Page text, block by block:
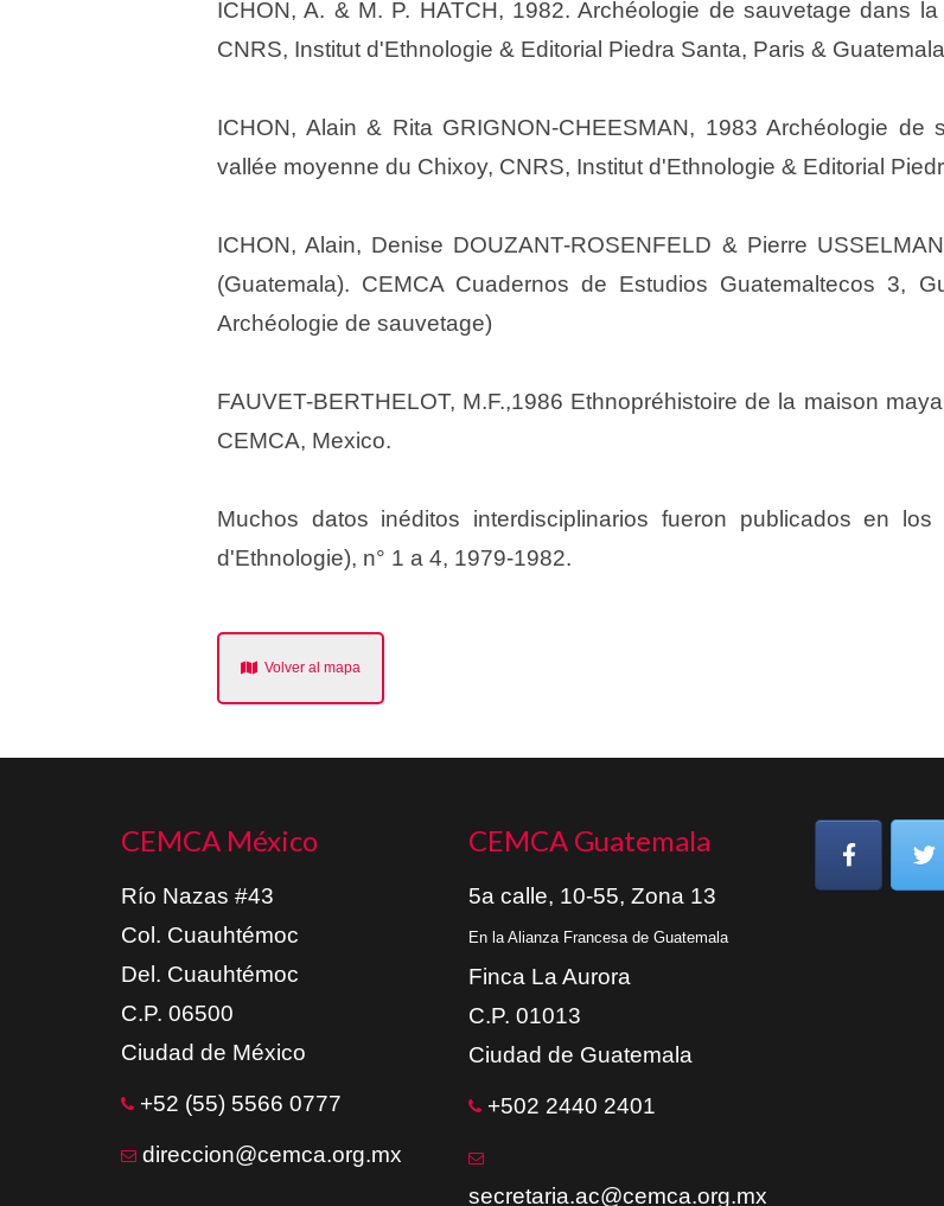
ICHON, A. & M. P. HATCH, 1982. Archéologie de sauvetage dans
CNRS, Institut d'Ethnologie & Editorial Piedra Santa, Paris &
ICHON, Alain & Rita GRIGNON-CHEESMAN, 1983 Archéologie
vallée moyenne du Chixoy, CNRS, Institut d'Ethnologie & Editorial
ICHON, Alain, Denise DOUZANT-ROSENFELD & Pierre
(Guatemala). CEMCA Cuadernos de Estudios Guatemaltecos 3,
Archéologie de sauvetage)
FAUVET-BERTHELOT, M.F.,1986 Ethnopréhistoire de la maison
CEMCA, Mexico.
Muchos datos inéditos interdisciplinarios fueron publicados en
d'Ethnologie), n° 1 a 4, 1979-1982.
Volver al mapa
CEMCA México
Río Nazas #43
Col. Cuauhtémoc
Del. Cuauhtémoc
C.P. 06500
Ciudad de México
+52 (55) 5566 0777
direccion@cemca.org.mx
CEMCA Guatemala
5a calle, 10-55, Zona 13
En la Alianza Francesa de Guatemala
Finca La Aurora
C.P. 01013
Ciudad de Guatemala
+502 2440 2401
secretaria.ac@cemca.org.mx